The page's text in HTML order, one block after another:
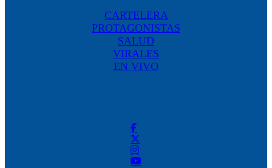
CARTELERA
PROTAGONISTAS
SALUD
VIRALES
EN VIVO